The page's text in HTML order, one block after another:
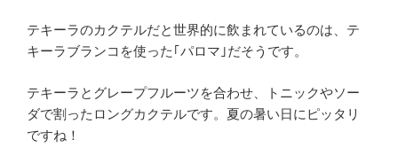
テキーラのカクテルだと世界的に飲まれているのは、テ
キーラブランコを使った｢パロマ｣だそうです。
テキーラとグレープフルーツを合わせ、トニックやソー
ダで割ったロングカクテルです。夏の暑い日にピッタリ
ですね！